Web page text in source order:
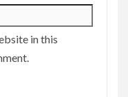
in this